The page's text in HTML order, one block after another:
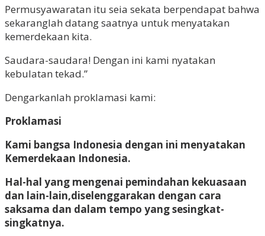
Permusyawaratan itu seia sekata berpendapat bahwa
sekaranglah datang saatnya untuk menyatakan
kemerdekaan kita.
Saudara-saudara! Dengan ini kami nyatakan
kebulatan tekad.”
Dengarkanlah proklamasi kami:
Proklamasi
Kami bangsa Indonesia dengan ini menyatakan
Kemerdekaan Indonesia.
Hal-hal yang mengenai pemindahan kekuasaan
dan lain-lain,diselenggarakan dengan cara
saksama dan dalam tempo yang sesingkat-
singkatnya.